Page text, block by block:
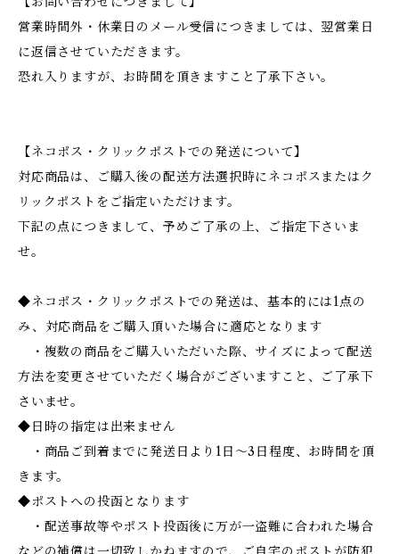
営業時間外・休業日のメール受信につきましては、翌営業日
に返信させていただきます。
恐れ入りますが、お時間を頂きますこと了承下さい。
【ネコポス・クリックポストでの発送について】
対応商品は、ご購入後の配送方法選択時にネコポスまたはク
リックポストをご指定いただけます。
下記の点につきまして、予めご了承の上、ご指定下さいま
せ。
◆ネコポス・クリックポストでの発送は、基本的には1点の
み、対応商品をご購入頂いた場合に適応となります
・複数の商品をご購入いただいた際、サイズによって配送
方法を変更させていただく場合がございますこと、ご了承下
さいませ。
◆日時の指定は出来ません
・商品ご到着までに発送日より1日～3日程度、お時間を頂
きます。
◆ポストへの投函となります
・配送事故等やポスト投函後に万が一盗難に合われた場合